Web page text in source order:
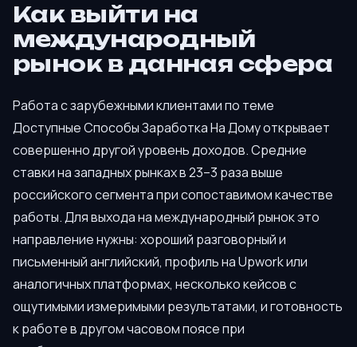
Как выйти на
международный
рынок в данная сфера
Работа с зарубежными клиентами по теме
Доступные Способы Заработка На Дому открывает
совершенно другой уровень доходов. Средние
ставки на западных рынках в 23–3 раза выше
российского сегмента при сопоставимом качестве
работы. Для выхода на международный рынок это
направление нужны: хороший разговорный и
письменный английский, профиль на Upwork или
аналогичных платформах, несколько кейсов с
ощутимыми измеримыми результатами, и готовность
к работе в другом часовом поясе при